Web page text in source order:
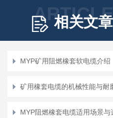
ARTICLE
相关文章
MYP矿用阻燃橡套软电缆介绍